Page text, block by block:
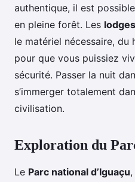
authentique, il est
en pleine forêt. Les lodges
le matériel nécessaire, du
pour que vous puissiez
sécurité. Passer la nuit
s’immerger totalement
civilisation.
Exploration du
Le Parc national d’Iguaçu